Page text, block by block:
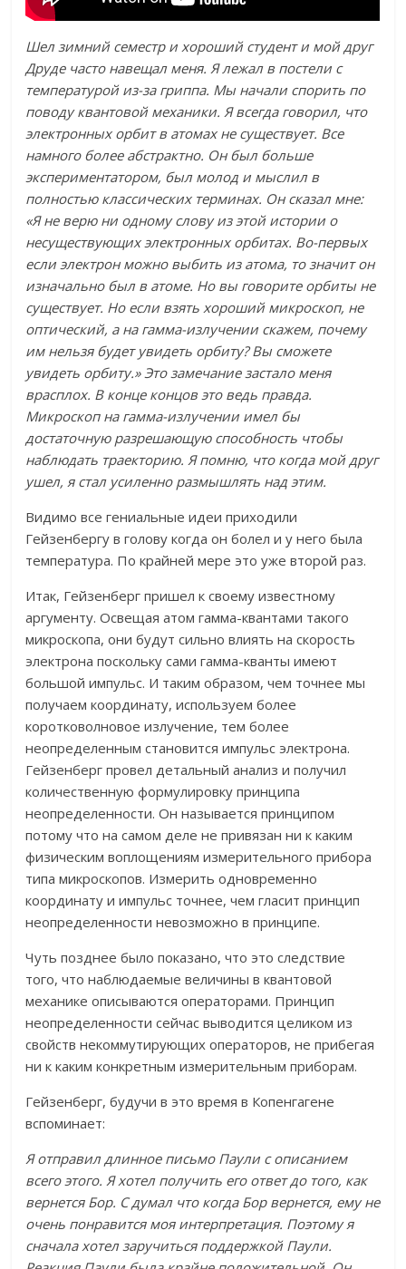
Шел зимний семестр и хороший студент и мой друг
Друде часто навещал меня. Я лежал в постели с
температурой из-за гриппа. Мы начали спорить по
поводу квантовой механики. Я всегда говорил, что
электронных орбит в атомах не существует. Все
намного более абстрактно. Он был больше
экспериментатором, был молод и мыслил в
полностью классических терминах. Он сказал мне:
«Я не верю ни одному слову из этой истории о
несуществующих электронных орбитах. Во-первых
если электрон можно выбить из атома, то значит он
изначально был в атоме. Но вы говорите орбиты не
существует. Но если взять хороший микроскоп, не
оптический, а на гамма-излучении скажем, почему
им нельзя будет увидеть орбиту? Вы сможете
увидеть орбиту.» Это замечание застало меня
врасплох. В конце концов это ведь правда.
Микроскоп на гамма-излучении имел бы
достаточную разрешающую способность чтобы
наблюдать траекторию. Я помню, что когда мой друг
ушел, я стал усиленно размышлять над этим.
Видимо все гениальные идеи приходили
Гейзенбергу в голову когда он болел и у него была
температура. По крайней мере это уже второй раз.
Итак, Гейзенберг пришел к своему известному
аргументу. Освещая атом гамма-квантами такого
микроскопа, они будут сильно влиять на скорость
электрона поскольку сами гамма-кванты имеют
большой импульс. И таким образом, чем точнее мы
получаем координату, используем более
коротковолновое излучение, тем более
неопределенным становится импульс электрона.
Гейзенберг провел детальный анализ и получил
количественную формулировку принципа
неопределенности. Он называется принципом
потому что на самом деле не привязан ни к каким
физическим воплощениям измерительного прибора
типа микроскопов. Измерить одновременно
координату и импульс точнее, чем гласит принцип
неопределенности невозможно в принципе.
Чуть позднее было показано, что это следствие
того, что наблюдаемые величины в квантовой
механике описываются операторами. Принцип
неопределенности сейчас выводится целиком из
свойств некоммутирующих операторов, не прибегая
ни к каким конкретным измерительным приборам.
Гейзенберг, будучи в это время в Копенгагене
вспоминает:
Я отправил длинное письмо Паули с описанием
всего этого. Я хотел получить его ответ до того, как
вернется Бор. С думал что когда Бор вернется, ему не
очень понравится моя интерпретация. Поэтому я
сначала хотел заручиться поддержкой Паули.